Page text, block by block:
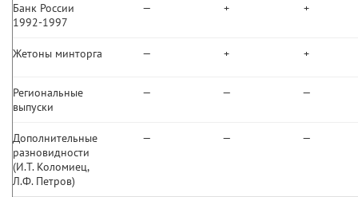
Банк России
1992-1997
— + +
Жетоны минторга — + +
Региональные
выпуски
— — —
Дополнительные
разновидности
(И.Т. Коломиец,
Л.Ф. Петров)
— — —